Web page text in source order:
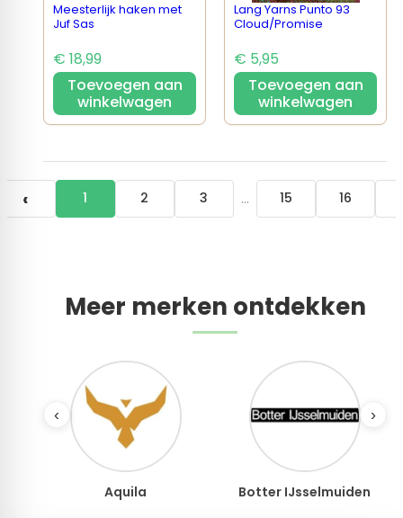
Meesterlijk haken met
Juf Sas
€ 18,99
Toevoegen aan
winkelwagen
Lang Yarns Punto 93
Cloud/Promise
€ 5,95
Toevoegen aan
winkelwagen
‹ 1 2 3 … 15 16
Meer merken ontdekken
‹ ›
Aquila Botter IJsselmuiden